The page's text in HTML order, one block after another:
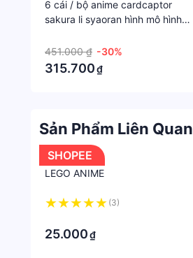
6 cái / bộ anime cardcaptor
sakura li syaoran hình mô hình
trang trí
451.000 ₫ -30%
315.700₫
Sản Phẩm Liên Quan
SHOPEE
LEGO ANIME
(3)
25.000₫